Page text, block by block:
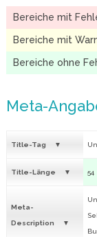
Bereiche mit
Bereiche mit
Bereiche ohne
Meta-
Title-Tag
Title-Länge 54
Meta-
Description